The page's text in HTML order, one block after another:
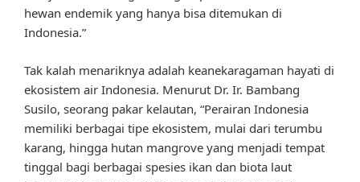
hewan endemik yang hanya bisa ditemukan di
Indonesia.”
Tak kalah menariknya adalah keanekaragaman hayati di
ekosistem air Indonesia. Menurut Dr. Ir. Bambang
Susilo, seorang pakar kelautan, “Perairan Indonesia
memiliki berbagai tipe ekosistem, mulai dari terumbu
karang, hingga hutan mangrove yang menjadi tempat
tinggal bagi berbagai spesies ikan dan biota laut